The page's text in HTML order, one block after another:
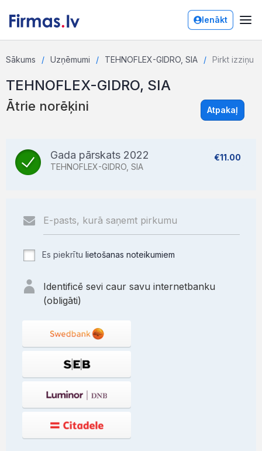
Ienākt
Sākums Uzņēmumi TEHNOFLEX-GIDRO, SIA Pirkt izziņu
TEHNOFLEX-GIDRO, SIA
Ātrie norēķini Atpakaļ
Gada pārskats 2022
TEHNOFLEX-GIDRO, SIA
€11.00
Es piekrītu lietošanas noteikumiem
Identificē sevi caur savu internetbanku
(obligāti)